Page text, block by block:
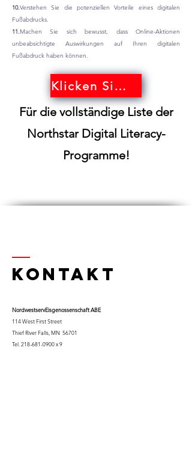
10.Verstehen Sie die potenziellen Vorteile eines digitalen
Fußabdrucks.
11.Machen Sie sich bewusst, dass Online-Aktionen
unbeabsichtigte Auswirkungen auf Ihren digitalen
Fußabdruck haben können.
Klicken Sie hier!
Für die vollständige Liste der
Northstar Digital Literacy-
Programme!
Kontakt
NordwestservEisgenossenschaft ABE
114 West First Street
Thief River Falls, MN 56701
Tel. 218-681-0900x 9